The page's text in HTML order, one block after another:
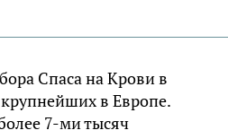
Спаса на Крови в
в Европе.
7-ми тысяч